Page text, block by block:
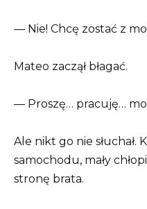
— Nie! Chcę zostać z
Mateo zaczął błagać.
— Proszę… pracuję…
Ale nikt go nie słuchał.
samochodu, mały
stronę brata.